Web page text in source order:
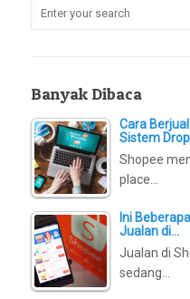
Banyak Dibaca
Cara
Sistem
Shopee
place…
Ini
Jualan di…
Jualan di
sedang…